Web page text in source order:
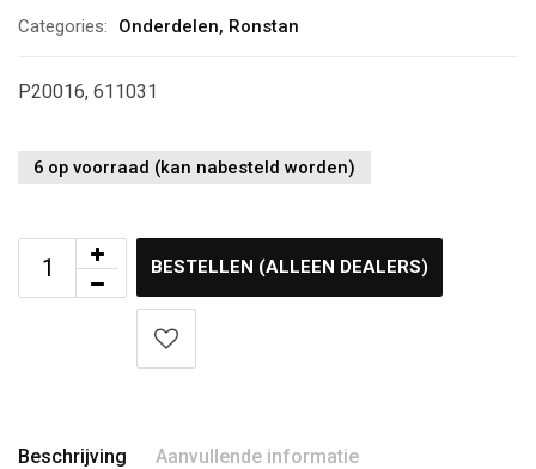
Categories:
Onderdelen, Ronstan
P20016, 611031
6 op voorraad (kan nabesteld worden)
BESTELLEN (ALLEEN DEALERS)
Beschrijving Aanvullende informatie